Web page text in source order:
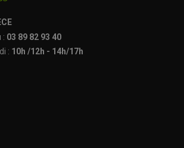
: 03 89 82 93 40
: 10h /12h - 14h/17h